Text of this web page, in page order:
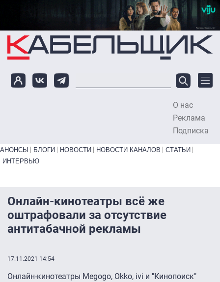
Перейти к основному содержанию
О нас
Реклама
Подписка
Primary links bottom
АНОНСЫ БЛОГИ НОВОСТИ НОВОСТИ КАНАЛОВ
СТАТЬИ
ИНТЕРВЬЮ
Онлайн-кинотеатры всё же
оштрафовали за отсутствие
антитабачной рекламы
17.11.2021 14:54
Онлайн-кинотеатры Megogo, Okko, ivi и "Кинопоиск"